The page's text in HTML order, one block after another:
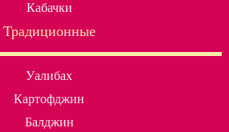
Кабачки
Традиционные
Уалибах
Картофджин
Балджин